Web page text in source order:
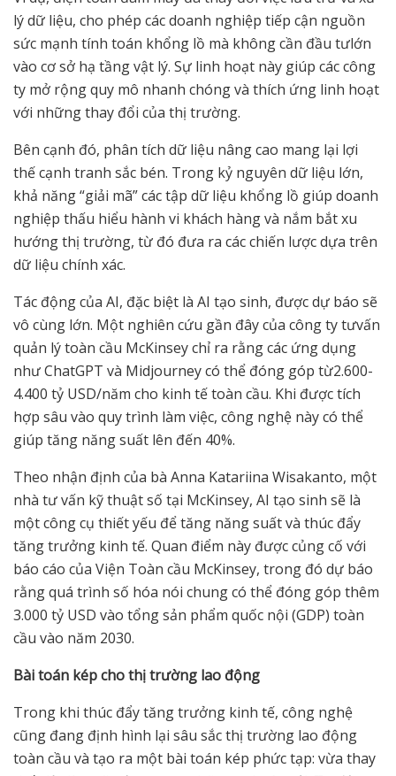
lý dữ liệu, cho phép các doanh nghiệp tiếp cận nguồn
sức mạnh tính toán khổng lồ mà không cần đầu tưlớn
vào cơ sở hạ tầng vật lý. Sự linh hoạt này giúp các công
ty mở rộng quy mô nhanh chóng và thích ứng linh hoạt
với những thay đổi của thị trường.
Bên cạnh đó, phân tích dữ liệu nâng cao mang lại lợi
thế cạnh tranh sắc bén. Trong kỷ nguyên dữ liệu lớn,
khả năng “giải mã” các tập dữ liệu khổng lồ giúp doanh
nghiệp thấu hiểu hành vi khách hàng và nắm bắt xu
hướng thị trường, từ đó đưa ra các chiến lược dựa trên
dữ liệu chính xác.
Tác động của AI, đặc biệt là AI tạo sinh, được dự báo sẽ
vô cùng lớn. Một nghiên cứu gần đây của công ty tưvấn
quản lý toàn cầu McKinsey chỉ ra rằng các ứng dụng
như ChatGPT và Midjourney có thể đóng góp từ2.600-
4.400 tỷ USD/năm cho kinh tế toàn cầu. Khi được tích
hợp sâu vào quy trình làm việc, công nghệ này có thể
giúp tăng năng suất lên đến 40%.
Theo nhận định của bà Anna Katariina Wisakanto, một
nhà tư vấn kỹ thuật số tại McKinsey, AI tạo sinh sẽ là
một công cụ thiết yếu để tăng năng suất và thúc đẩy
tăng trưởng kinh tế. Quan điểm này được củng cố với
báo cáo của Viện Toàn cầu McKinsey, trong đó dự báo
rằng quá trình số hóa nói chung có thể đóng góp thêm
3.000 tỷ USD vào tổng sản phẩm quốc nội (GDP) toàn
cầu vào năm 2030.
Bài toán kép cho thịtrường lao động
Trong khi thúc đẩy tăng trưởng kinh tế, công nghệ
cũng đang định hình lại sâu sắc thị trường lao động
toàn cầu và tạo ra một bài toán kép phức tạp: vừa thay